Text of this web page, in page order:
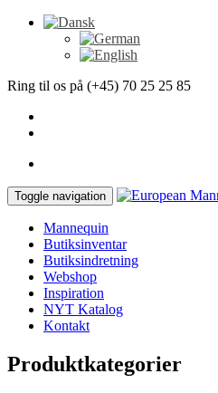
Ring til os på (+45) 70 25 25 85
Toggle navigation
Mannequin
Butiksinventar
Butiksindretning
Webshop
Inspiration
NYT Katalog
Kontakt
Produktkategorier